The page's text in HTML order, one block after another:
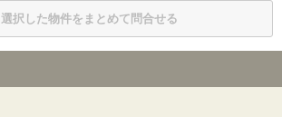
選択した物件をまとめて問合せる